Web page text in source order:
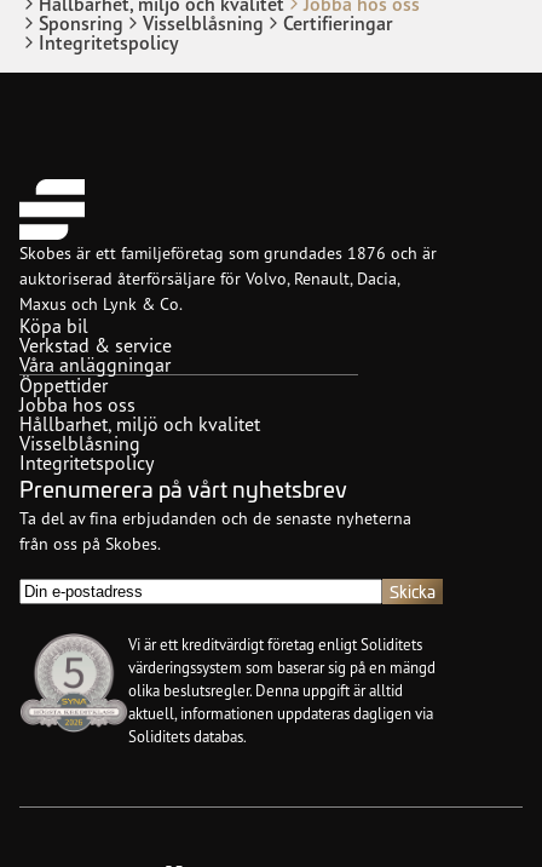
Sponsring
Visselblåsning
Certifieringar
Integritetspolicy
Skobes är ett familjeföretag som grundades 1876 och är
auktoriserad återförsäljare för Volvo, Renault, Dacia,
Maxus och Lynk & Co.
Köpa bil
Verkstad & service
Våra anläggningar
Öppettider
Jobba hos oss
Hållbarhet, miljö och kvalitet
Visselblåsning
Integritetspolicy
Prenumerera på vårt nyhetsbrev
Ta del av fina erbjudanden och de senaste nyheterna
från oss på Skobes.
E-
Vi är ett kreditvärdigt företag enligt Soliditets
värderingssystem som baserar sig på en mängd
olika beslutsregler. Denna uppgift är alltid
aktuell, informationen uppdateras dagligen via
Soliditets databas.